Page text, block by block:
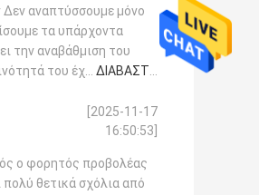
Δεν αναπτύσσουμε μόνο
τα υπάρχοντα
την αναβάθμιση του
του έχ... ΔΙΑΒΆΣΤΕ
[2025-11-17
16:50:53]
ο φορητός προβολέας
θετικά σχόλια από